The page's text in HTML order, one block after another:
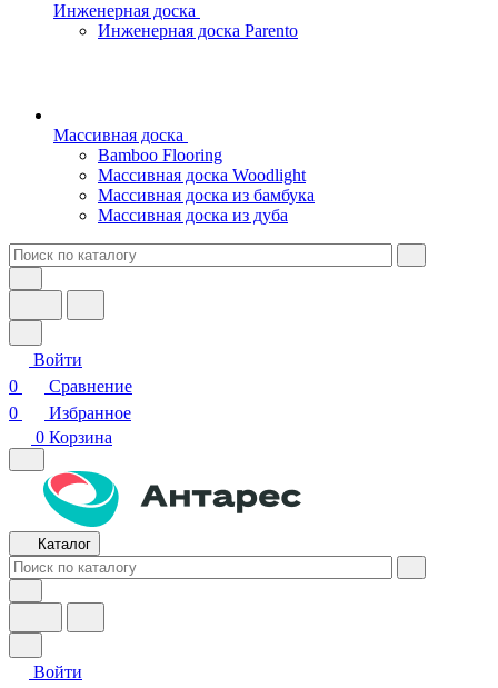
Инженерная доска
Инженерная доска Parento
Массивная доска
Bamboo Flooring
Массивная доска Woodlight
Массивная доска из бамбука
Массивная доска из дуба
Войти
0
Сравнение
0
Избранное
0 Корзина
Каталог
Войти